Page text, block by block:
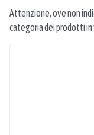
Attenzione, ove non
categoria dei prodotti in